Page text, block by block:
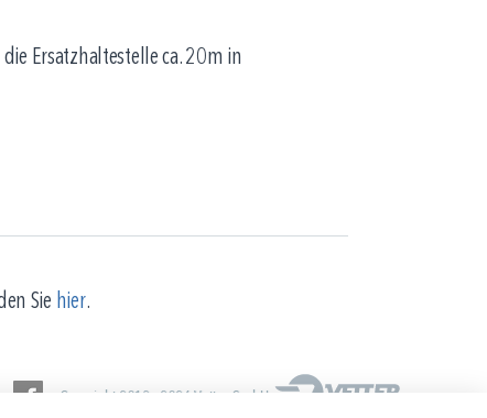
Ersatzhaltestelle ca. 20m in
Sie hier.